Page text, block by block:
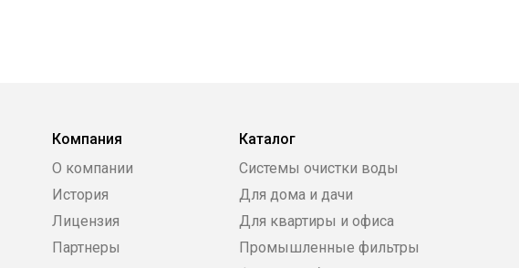
Компания
О компании
История
Лицензия
Партнеры
Каталог
Системы очистки воды
Для дома и дачи
Для квартиры и офиса
Промышленные фильтры